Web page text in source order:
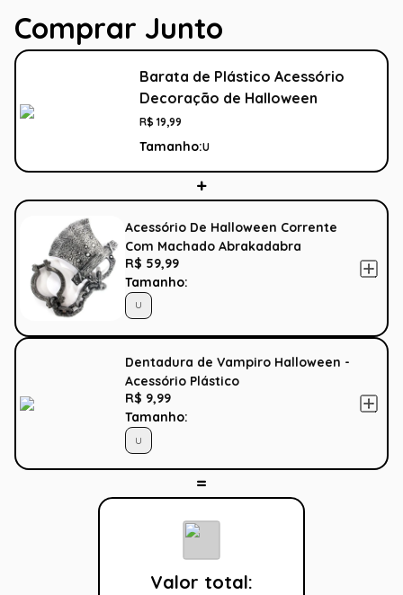
Comprar Junto
Barata de Plástico Acessório
Decoração de Halloween
R$ 19,99
Tamanho:U
Acessório De Halloween Corrente
Com Machado Abrakadabra
R$ 59,99
Tamanho:
U
Dentadura de Vampiro Halloween -
Acessório Plástico
R$ 9,99
Tamanho:
U
Valor total: